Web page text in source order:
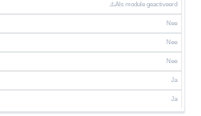
⚠️Als module geactiveerd
Nee
Nee
Nee
Ja
Ja